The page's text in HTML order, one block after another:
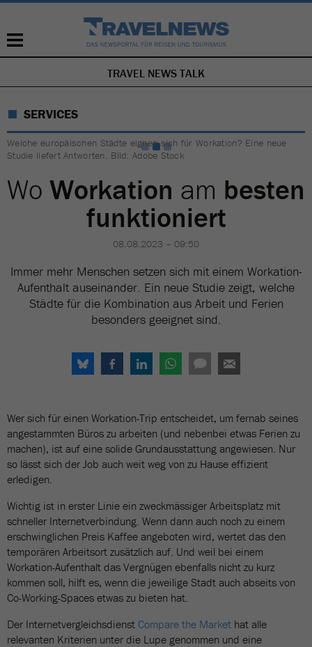
NAVIGATION
ÜBERSPRINGEN
TRAVEL NEWS TALK
SERVICES
Welche europäischen Städte eignen sich für Workation? Eine neue
Studie liefert Antworten. Bild: Adobe Stock
Wo Workation am besten
funktioniert
08.08.2023 – 09:50
Immer mehr Menschen setzen sich mit einem Workation-
Aufenthalt auseinander. Ein neue Studie zeigt, welche
Städte für die Kombination aus Arbeit und Ferien
besonders geeignet sind.
Wer sich für einen Workation-Trip entscheidet, um fernab seines
angestammten Büros zu arbeiten (und nebenbei etwas Ferien zu
machen), ist auf eine solide Grundausstattung angewiesen. Nur
so lässt sich der Job auch weit weg von zu Hause effizient
erledigen.
Wichtig ist in erster Linie ein zweckmässiger Arbeitsplatz mit
schneller Internetverbindung. Wenn dann auch noch zu einem
erschwinglichen Preis Kaffee angeboten wird, wertet das den
temporären Arbeitsort zusätzlich auf. Und weil bei einem
Workation-Aufenthalt das Vergnügen ebenfalls nicht zu kurz
kommen soll, hilft es, wenn die jeweilige Stadt auch abseits von
Co-Working-Spaces etwas zu bieten hat.
Der Internetvergleichsdienst Compare the Market hat alle
relevanten Kriterien unter die Lupe genommen und eine